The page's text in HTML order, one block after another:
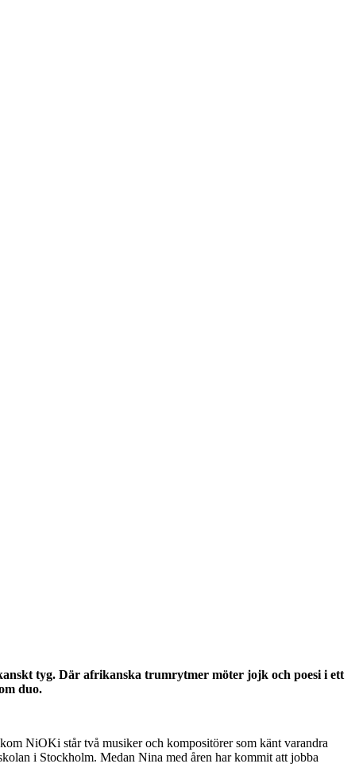
tyg. Där afrikanska trumrytmer möter jojk och poesi i ett
duo.
NiOKi står två musiker och kompositörer som känt varandra
i Stockholm. Medan Nina med åren har kommit att jobba